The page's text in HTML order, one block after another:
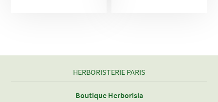
HERBORISTERIE PARIS
Boutique Herborisia